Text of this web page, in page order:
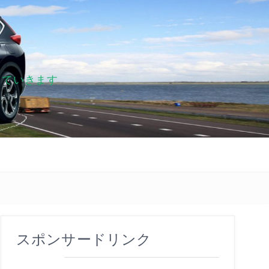
いきます
スポンサードリンク